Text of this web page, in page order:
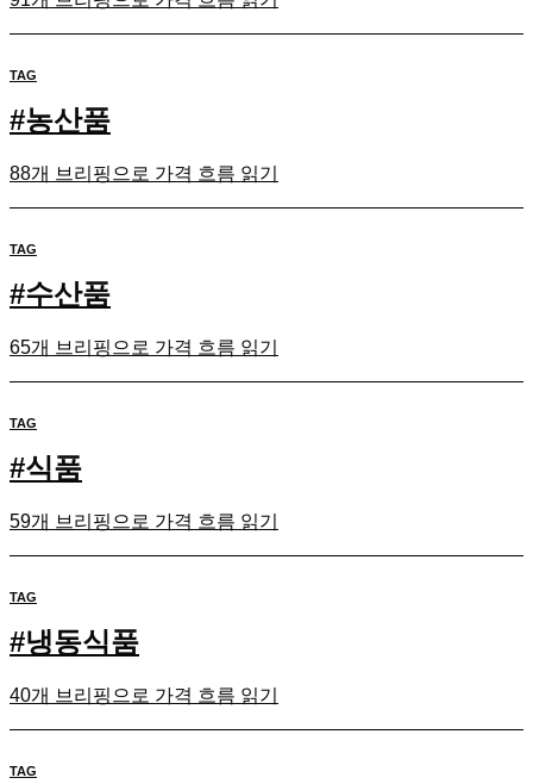
TAG
#농산품
88개 브리핑으로 가격 흐름 읽기
TAG
#수산품
65개 브리핑으로 가격 흐름 읽기
TAG
#식품
59개 브리핑으로 가격 흐름 읽기
TAG
#냉동식품
40개 브리핑으로 가격 흐름 읽기
TAG